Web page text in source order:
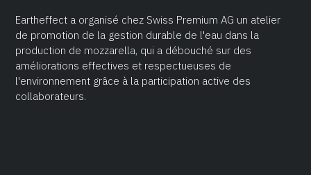
Eartheffect a organisé chez Swiss Premium AG un atelier
de promotion de la gestion durable de l'eau dans la
production de mozzarella, qui a débouché sur des
améliorations effectives et respectueuses de
l'environnement grâce à la participation active des
collaborateurs.